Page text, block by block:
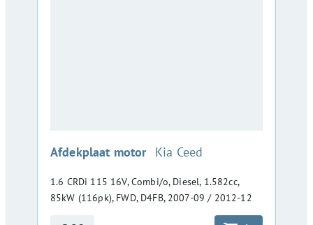
Afdekplaat motor :Kia Ceed
1.6 CRDi 115 16V, Combi/o, Diesel, 1.582cc,
85kW (116pk), FWD, D4FB, 2007-09 / 2012-12